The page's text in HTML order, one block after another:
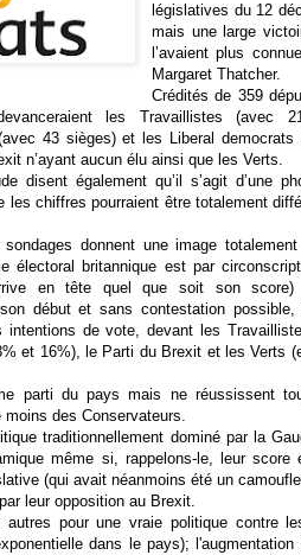
législatives du 12
mais une large
l’avaient plus
Margaret Thatcher.
Crédités de 359
les Travaillistes (avec
43 sièges) et les Liberal democrats
n’ayant aucun élu ainsi que les Verts.
disent également qu’il s’agit d’une
les chiffres pourraient être totalement
donnent une image
électoral britannique est par
en tête quel que soit son
début et sans contestation
intentions de vote, devant les
et 16%), le Parti du Brexit et les Verts
parti du pays mais ne réussissent
des Conservateurs.
traditionnellement dominé par la
même si, rappelons-le, leur score
(qui avait néanmoins été un
leur opposition au Brexit.
pour une vraie politique contre
dans le pays);